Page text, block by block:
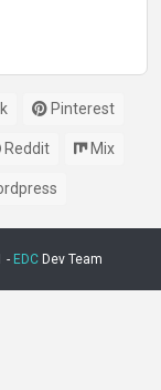
Pinterest
Reddit Mix
- EDC Dev Team